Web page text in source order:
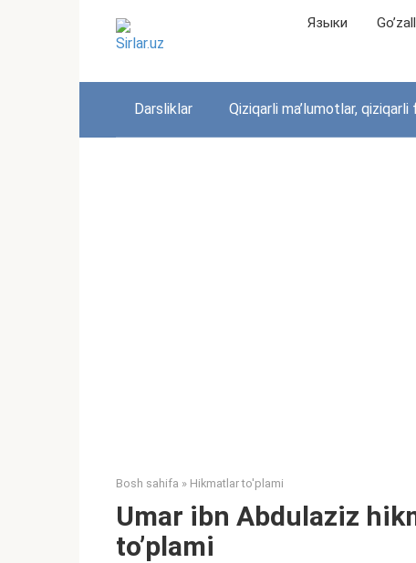
Языки
Darsliklar Qiziqarli ma’lumotlar,
Bosh sahifa » Hikmatlar to'plami
Umar ibn Abdulaziz
to’plami